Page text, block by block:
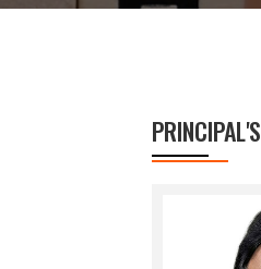
PRINCIPAL'S